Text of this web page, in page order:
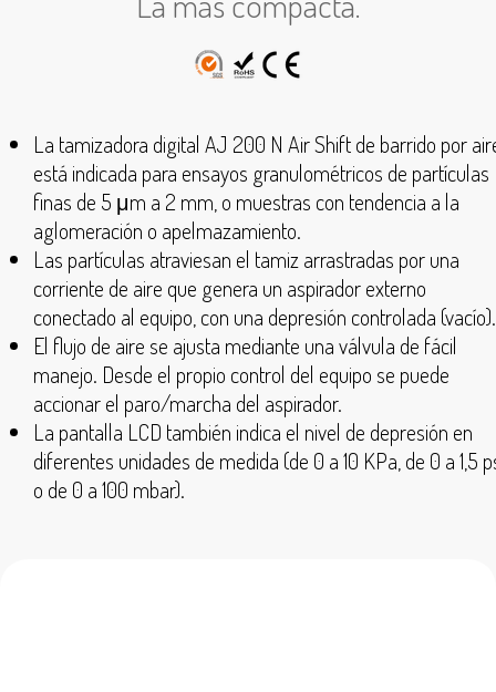
La tamizadora digital AJ 200 N Air Shift de barrido por
está indicada para ensayos granulométricos de partículas
finas de 5 μm a 2 mm, o muestras con tendencia a la
aglomeración o apelmazamiento.
Las partículas atraviesan el tamiz arrastradas por una
corriente de aire que genera un aspirador externo
conectado al equipo, con una depresión controlada (vacío).
El flujo de aire se ajusta mediante una válvula de fácil
manejo. Desde el propio control del equipo se puede
accionar el paro/marcha del aspirador.
La pantalla LCD también indica el nivel de depresión en
diferentes unidades de medida (de 0 a 10 KPa, de 0 a 1,5
o de 0 a 100 mbar).